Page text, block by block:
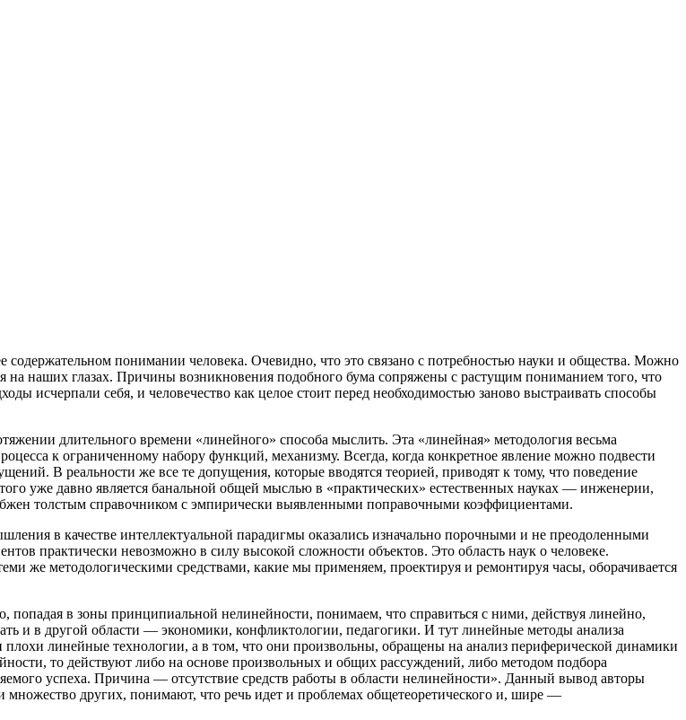
понимании человека. Очевидно, что это связано с потребностью науки и общества. Можно
на наших глазах. Причины возникновения подобного бума сопряжены с растущим пониманием того, что
исчерпали себя, и человечество как целое стоит перед необходимостью заново выстраивать способы
длительного времени «линейного» способа мыслить. Эта «линейная» методология весьма
к ограниченному набору функций, механизму. Всегда, когда конкретное явление можно подвести
В реальности же все те допущения, которые вводятся теорией, приводят к тому, что поведение
уже давно является банальной общей мыслью в «практических» естественных науках — инженерии,
толстым справочником с эмпирически выявленными поправочными коэффициентами.
в качестве интеллектуальной парадигмы оказались изначально порочными и не преодоленными
практически невозможно в силу высокой сложности объектов. Это область наук о человеке.
же методологическими средствами, какие мы применяем, проектируя и ремонтируя часы, оборачивается
в зоны принципиальной нелинейности, понимаем, что справиться с ними, действуя линейно,
и в другой области — экономики, конфликтологии, педагогики. И тут линейные методы анализа
линейные технологии, а в том, что они произвольны, обращены на анализ периферической динамики
то действуют либо на основе произвольных и общих рассуждений, либо методом подбора
успеха. Причина — отсутствие средств работы в области нелинейности». Данный вывод авторы
других, понимают, что речь идет и проблемах общетеоретического и, шире —